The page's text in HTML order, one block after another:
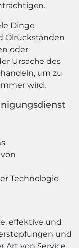
Dinge
Ölrückständen
oder
Ursache des
um zu
wird.
Technologie
effektive und
und
Art von Service